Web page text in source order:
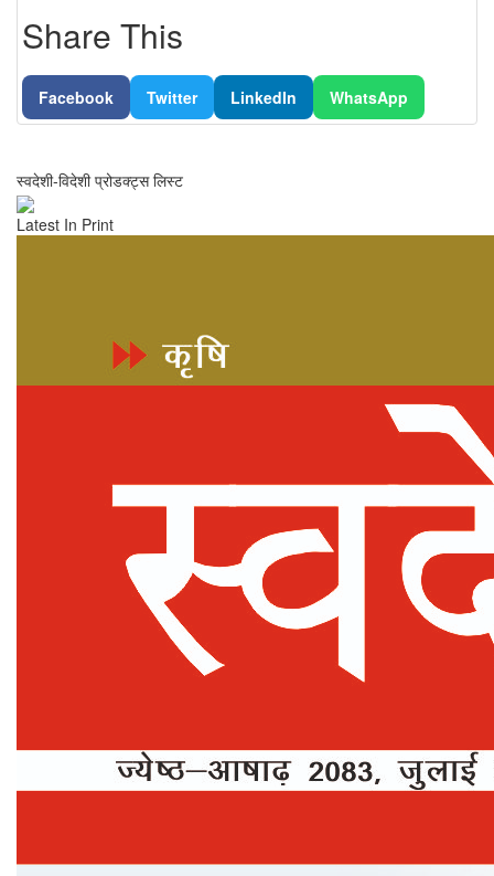
Share This
Facebook Twitter LinkedIn WhatsApp
स्वदेशी-विदेशी प्रोडक्ट्स लिस्ट
Latest In Print